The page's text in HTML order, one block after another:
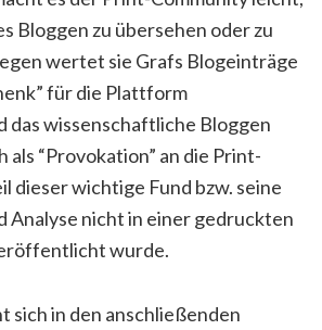
Bloggen zu übersehen oder zu
wertet sie Grafs Blogeinträge
für die Plattform
das wissenschaftliche Bloggen
als “Provokation” an die Print-
dieser wichtige Fund bzw. seine
Analyse nicht in einer gedruckten
wurde.
sich in den anschließenden